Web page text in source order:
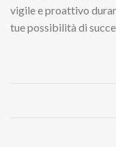
vigile e proattivo
tue possibilità di